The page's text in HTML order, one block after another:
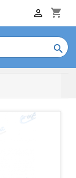
shopping_cart

